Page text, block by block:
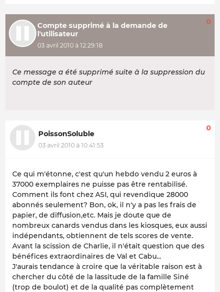
Compte supprimé à la demande de
l'utilisateur
03 avril 2010 à 12:29:18
0
Ce message a été supprimé suite à la suppression du
compte de son auteur
PoissonSoluble
03 avril 2010 à 10:41:53
0
Ce qui m'étonne, c'est qu'un hebdo vendu 2 euros à
37000 exemplaires ne puisse pas être rentabilisé.
Comment ils font chez ASI, qui revendique 28000
abonnés seulement? Bon, ok, il n'y a pas les frais de
papier, de diffusion,etc. Mais je doute que de
nombreux canards vendus dans les kiosques, eux aussi
indépendants, obtiennent de tels scores de vente.
Avant la scission de Charlie, il n'était question que des
bénéfices extraordinaires de Val et Cabu...
J'aurais tendance à croire que la véritable raison est à
chercher du côté de la lassitude de la famille Siné
(trop de boulot) et de la qualité pas complètement